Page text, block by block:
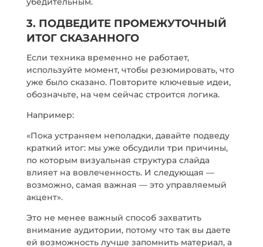
3. ПОДВЕДИТЕ ПРОМЕЖУТОЧНЫЙ
ИТОГ СКАЗАННОГО
Если техника временно не работает,
используйте момент, чтобы резюмировать, что
уже было сказано. Повторите ключевые идеи,
обозначьте, на чем сейчас строится логика.
Например:
«Пока устраняем неполадки, давайте подведу
краткий итог: мы уже обсудили три причины,
по которым визуальная структура слайда
влияет на вовлеченность. И следующая —
возможно, самая важная — это управляемый
акцент».
Это не менее важный способ захватить
внимание аудитории, потому что так вы даете
ей возможность лучше запомнить материал, а